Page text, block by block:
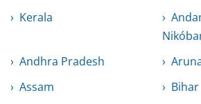
Kerala
Andhra Pradesh
Assam
Bihar